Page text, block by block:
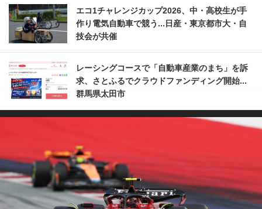
エコ1チャレンジカップ2026、中・高校生が手
作り電気自動車で競う...日産・東京都市大・自
技会が共催
レーシングコースで「自動車産業のまち」を訴
求、さとふるでクラウドファンディング開始...
群馬県太田市